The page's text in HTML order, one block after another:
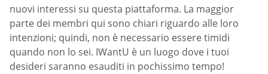
nuovi interessi su questa piattaforma. La maggior
parte dei membri qui sono chiari riguardo alle loro
intenzioni; quindi, non è necessario essere timidi
quando non lo sei. IWantU è un luogo dove i tuoi
desideri saranno esauditi in pochissimo tempo!